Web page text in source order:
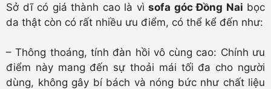
Sở dĩ có giá thành cao là vì sofa góc Đồng Nai bọc
da thật còn có rất nhiều ưu điểm, có thể kể đến như:
– Thông thoáng, tính đàn hồi vô cùng cao: Chính ưu
điểm này mang đến sự thoải mái tối đa cho người
dùng, không gây bí bách và nóng bức như chất liệu